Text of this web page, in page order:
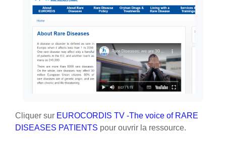
Cliquer sur EUROCORDIS TV -The voice of RARE
DISEASES PATIENTS pour ouvrir la ressource.